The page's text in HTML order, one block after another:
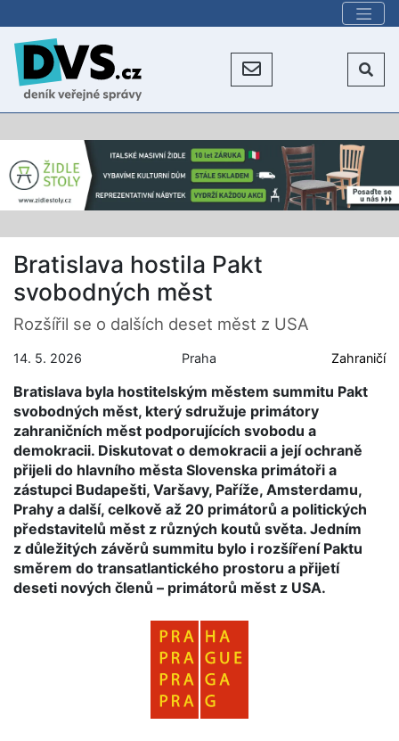
Bratislava hostila Pakt
svobodných měst
Rozšířil se o dalších deset měst z USA
14. 5. 2026 Praha Zahraničí
Bratislava byla hostitelským městem summitu Pakt
svobodných měst, který sdružuje primátory
zahraničních měst podporujících svobodu a
demokracii. Diskutovat o demokracii a její ochraně
přijeli do hlavního města Slovenska primátoři a
zástupci Budapešti, Varšavy, Paříže, Amsterdamu,
Prahy a další, celkově až 20 primátorů a politických
představitelů měst z různých koutů světa. Jedním
z důležitých závěrů summitu bylo i rozšíření Paktu
směrem do transatlantického prostoru a přijetí
deseti nových členů – primátorů měst z USA.